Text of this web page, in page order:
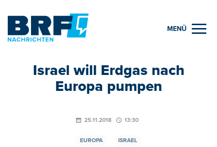
MENÜ
Israel will Erdgas nach
Europa pumpen
25.11.2018 13:30
EUROPA ISRAEL